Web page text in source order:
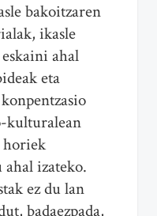
bakoitzaren
ikasle
ahal
eta
kulturalean
horiek
ahal izateko.
ez du lan
badaezpada,